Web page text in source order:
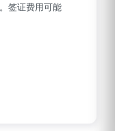
签证费用可能